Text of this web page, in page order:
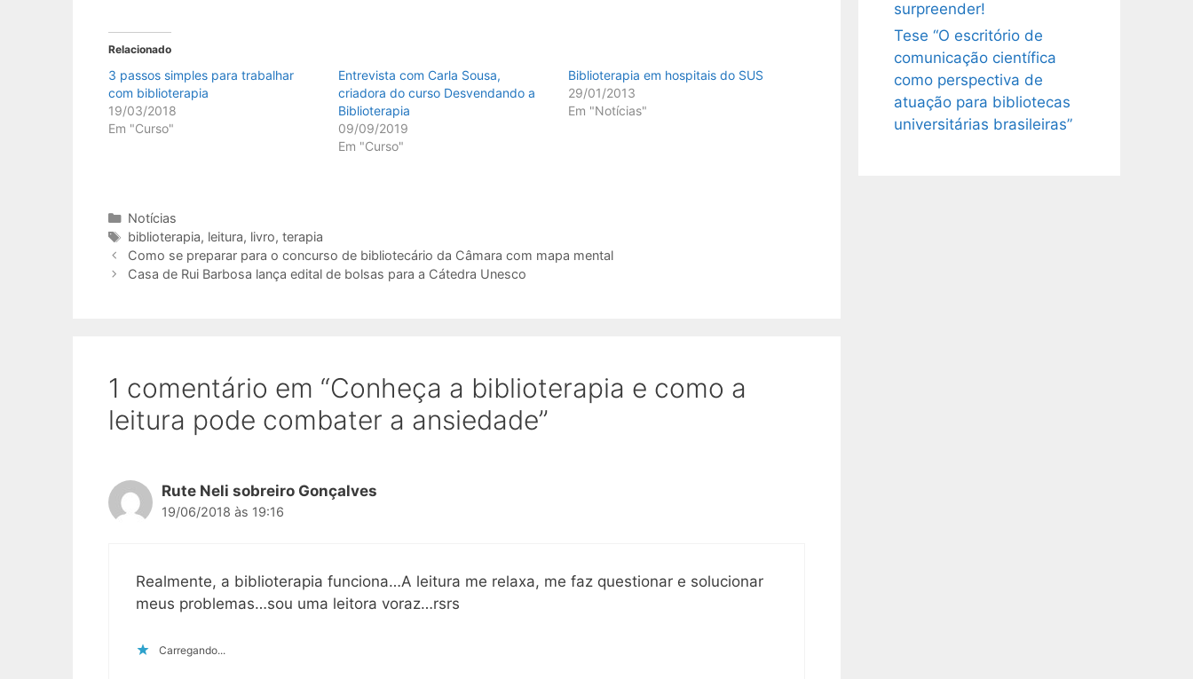
Relacionado
3 passos simples para trabalhar
com biblioterapia
19/03/2018
Em "Curso"
Entrevista com Carla Sousa,
criadora do curso Desvendando a
Biblioterapia
09/09/2019
Em "Curso"
Biblioterapia em hospitais do SUS
29/01/2013
Em "Notícias"
Categorias
Notícias
Tags
biblioterapia, leitura, livro, terapia
Como se preparar para o concurso de bibliotecário da Câmara com mapa mental
Casa de Rui Barbosa lança edital de bolsas para a Cátedra Unesco
1 comentário em “Conheça a biblioterapia e como a
leitura pode combater a ansiedade”
Rute Neli sobreiro Gonçalves
19/06/2018 às 19:16
Realmente, a biblioterapia funciona…A leitura me relaxa, me faz questionar e solucionar
meus problemas…sou uma leitora voraz…rsrs
Carregando...
surpreender!
Tese “O escritório de
comunicação científica
como perspectiva de
atuação para bibliotecas
universitárias brasileiras”